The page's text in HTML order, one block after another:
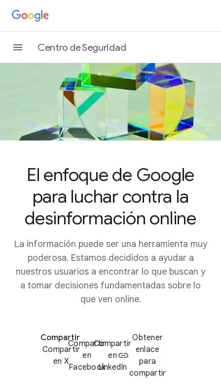
Centro de Seguridad
El enfoque de Google
para luchar contra la
desinformación online
La información puede ser una herramienta muy
poderosa. Estamos decididos a ayudar a
nuestros usuarios a encontrar lo que buscan y
a tomar decisiones fundamentadas sobre lo
que ven online.
Compartir
Compartir
en X
Compartir
en
Facebook
Compartir
en
LinkedIn
Obtener
enlace
para
compartir